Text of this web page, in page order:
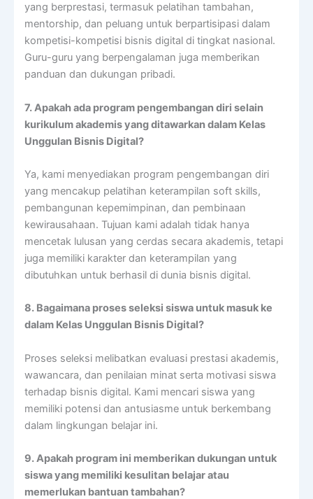
yang berprestasi, termasuk pelatihan tambahan,
mentorship, dan peluang untuk berpartisipasi dalam
kompetisi-kompetisi bisnis digital di tingkat nasional.
Guru-guru yang berpengalaman juga memberikan
panduan dan dukungan pribadi.
7. Apakah ada program pengembangan diri selain
kurikulum akademis yang ditawarkan dalam Kelas
Unggulan Bisnis Digital?
Ya, kami menyediakan program pengembangan diri
yang mencakup pelatihan keterampilan soft skills,
pembangunan kepemimpinan, dan pembinaan
kewirausahaan. Tujuan kami adalah tidak hanya
mencetak lulusan yang cerdas secara akademis, tetapi
juga memiliki karakter dan keterampilan yang
dibutuhkan untuk berhasil di dunia bisnis digital.
8. Bagaimana proses seleksi siswa untuk masuk ke
dalam Kelas Unggulan Bisnis Digital?
Proses seleksi melibatkan evaluasi prestasi akademis,
wawancara, dan penilaian minat serta motivasi siswa
terhadap bisnis digital. Kami mencari siswa yang
memiliki potensi dan antusiasme untuk berkembang
dalam lingkungan belajar ini.
9. Apakah program ini memberikan dukungan untuk
siswa yang memiliki kesulitan belajar atau
memerlukan bantuan tambahan?